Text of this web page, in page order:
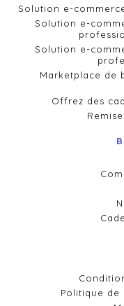
Solution e-
Solution e-
Solution e-
Marketplace de
Offrez des
Politique